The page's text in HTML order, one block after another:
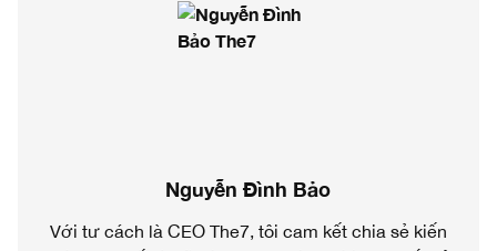
Nguyễn Đình Bảo
Với tư cách là CEO The7, tôi cam kết chia sẻ kiến